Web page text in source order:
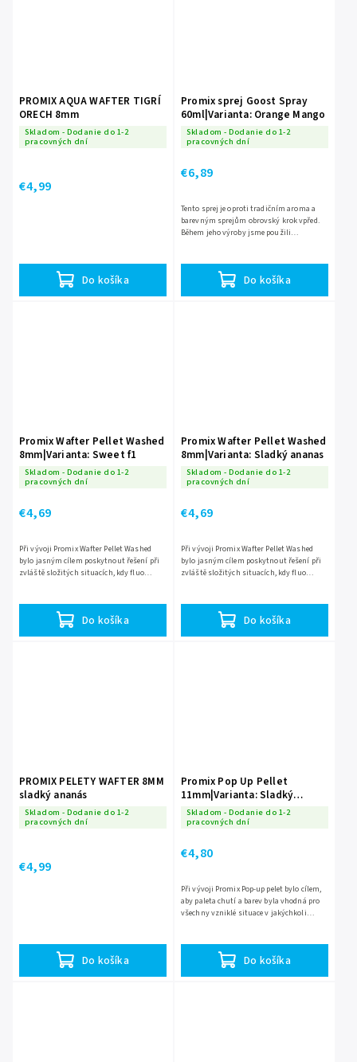
PROMIX AQUA WAFTER TIGRÍ
ORECH 8mm
Skladom - Dodanie do 1-2
pracovných dní
€4,99
Do košíka
Promix sprej Goost Spray
60ml|Varianta: Orange Mango
Skladom - Dodanie do 1-2
pracovných dní
€6,89
Do košíka
Tento sprej je oproti tradičním aroma a
barevným sprejům obrovský krok vpřed.
Během jeho výroby jsme použili
Promix Wafter Pellet Washed
8mm|Varianta: Sweet f1
Skladom - Dodanie do 1-2
pracovných dní
€4,69
Do košíka
Při vývoji Promix Wafter Pellet Washed
bylo jasným cílem poskytnout řešení při
zvláště složitých situacích, kdy fluo
Promix Wafter Pellet Washed
8mm|Varianta: Sladký ananas
Skladom - Dodanie do 1-2
pracovných dní
€4,69
Do košíka
Při vývoji Promix Wafter Pellet Washed
bylo jasným cílem poskytnout řešení při
zvláště složitých situacích, kdy fluo
PROMIX PELETY WAFTER 8MM
sladký ananás
Skladom - Dodanie do 1-2
pracovných dní
€4,99
Do košíka
Promix Pop Up Pellet
11mm|Varianta: Sladký
ananas
Skladom - Dodanie do 1-2
pracovných dní
€4,80
Do košíka
Při vývoji Promix Pop-up pelet bylo cílem,
aby paleta chutí a barev byla vhodná pro
všechny vzniklé situace v jakýchkoli